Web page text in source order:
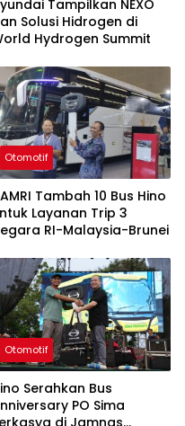
Tampilkan NEXO
Solusi Hidrogen di
Hydrogen Summit
Otomotif
Tambah 10 Bus Hino
Layanan Trip 3
RI-Malaysia-Brunei
Otomotif
Serahkan Bus
PO Sima